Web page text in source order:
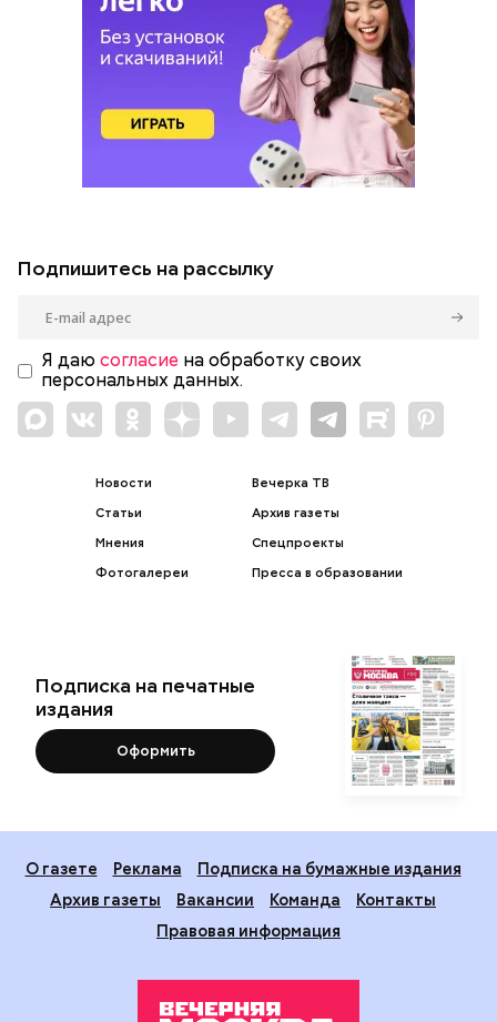
Подпишитесь на рассылку
Я даю согласие на обработку своих
персональных данных.
Новости
Статьи
Мнения
Фотогалереи
Вечерка ТВ
Архив газеты
Спецпроекты
Пресса в образовании
Подписка на печатные
издания
Оформить
О газете Реклама
Подписка на бумажные издания
Архив газеты
Вакансии Команда
Контакты
Правовая информация